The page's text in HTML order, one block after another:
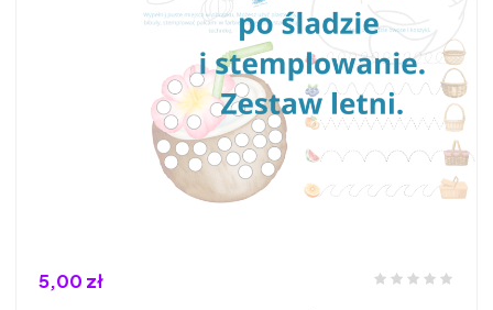
5,00 zł